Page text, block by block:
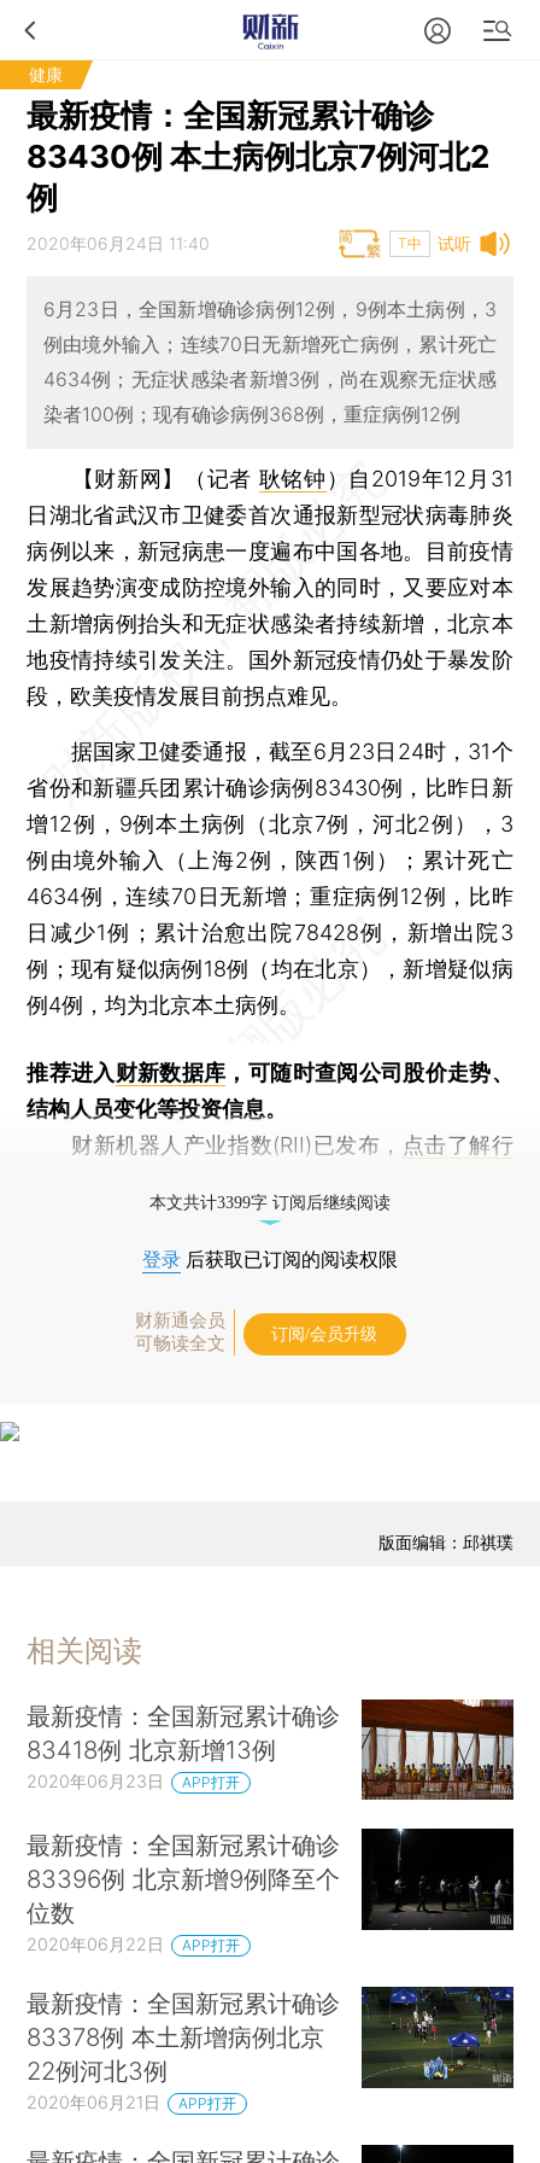
健康
最新疫情：全国新冠累计确诊
83430例 本土病例北京7例河北2
例
试听
2020年06月24日 11:40 T中
6月23日，全国新增确诊病例12例，9例本土病例，3
例由境外输入；连续70日无新增死亡病例，累计死亡
4634例；无症状感染者新增3例，尚在观察无症状感
染者100例；现有确诊病例368例，重症病例12例
【财新网】（记者 耿铭钟 ） 自2019年12月31
日湖北省武汉市卫健委首次通报新型冠状病毒肺炎
病例以来，新冠病患一度遍布中国各地。目前疫情
发展趋势演变成防控境外输入的同时，又要应对本
土新增病例抬头和无症状感染者持续新增，北京本
地疫情持续引发关注。国外新冠疫情仍处于暴发阶
段，欧美疫情发展目前拐点难见。
据国家卫健委通报，截至6月23日24时，31个
省份和新疆兵团累计确诊病例83430例，比昨日新
增12例，9例本土病例（北京7例，河北2例），3
例由境外输入（上海2例，陕西1例）；累计死亡
4634例，连续70日无新增；重症病例12例，比昨
日减少1例；累计治愈出院78428例，新增出院3
例；现有疑似病例18例（均在北京），新增疑似病
例4例，均为北京本土病例。
推荐进入财新数据库 ，可随时查阅公司股价走势、
结构人员变化等投资信息。
财新机器人产业指数(RII)已发布， 点击了解行
本文共计3399字 订阅后继续阅读
登录 后获取已订阅的阅读权限
财新通会员
可畅读全文
订阅/会员升级
版面编辑：邱祺璞
相关阅读
最新疫情：全国新冠累计确诊
83418例 北京新增13例
2020年06月23日 APP打开
最新疫情：全国新冠累计确诊
83396例 北京新增9例降至个
位数
2020年06月22日 APP打开
最新疫情：全国新冠累计确诊
83378例 本土新增病例北京
22例河北3例
2020年06月21日 APP打开